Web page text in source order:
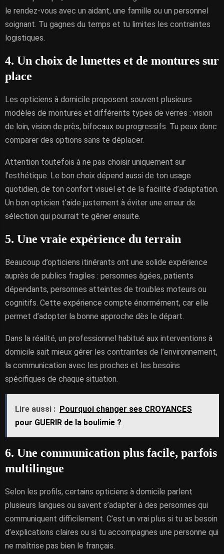
le rendez-vous avec un aidant, une famille ou un personnel
soignant. Tu gagnes du temps et tu limites les contraintes
logistiques.
4. Un choix de lunettes et de montures sur
place
Les opticiens à domicile proposent souvent plusieurs
modèles de montures et différents types de verres : vision
de loin, vision de près, bifocaux ou progressifs. Tu peux donc
comparer des options sans te déplacer.
Attention toutefois à ne pas choisir uniquement sur
l’esthétique. Le bon choix dépend aussi de ton usage
quotidien, de ton confort visuel et de la facilité d’adaptation.
Un bon opticien t’aide justement à éviter une erreur de
sélection qui pourrait te gêner ensuite.
5. Une vraie expérience du terrain
Beaucoup d’opticiens itinérants ont une solide expérience
auprès de publics fragiles : personnes âgées, patients
dépendants, personnes atteintes de troubles moteurs ou
cognitifs. Cette expérience compte énormément, car elle
permet d’adopter la bonne approche dès le départ.
Dans la réalité, un professionnel habitué aux interventions à
domicile sait mieux gérer les contraintes de l’environnement,
la communication avec les proches et les besoins
spécifiques de chaque situation.
Lire aussi : Pourquoi changer ses CROYANCES
pour GUERIR de la boulimie ?
6. Une communication plus facile, parfois
multilingue
Selon les profils, certains opticiens à domicile parlent
plusieurs langues ou savent s’adapter à des personnes qui
communiquent difficilement. C’est un vrai plus si tu as besoin
d’explications claires ou si tu accompagnes une personne qui
ne maîtrise pas bien le français.